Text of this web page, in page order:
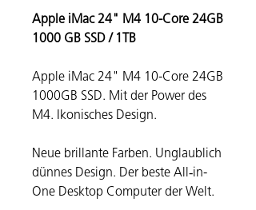
Apple iMac 24" M4 10-Core 24GB
1000 GB SSD / 1TB
Apple iMac 24" M4 10-Core 24GB
1000GB SSD. Mit der Power des
M4. Ikonisches Design.
Neue brillante Farben. Unglaublich
dünnes Design. Der beste All‑in-
One Desktop Computer der Welt.